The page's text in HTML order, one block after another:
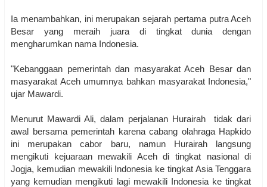
Ia menambahkan, ini merupakan sejarah pertama putra Aceh
Besar yang meraih juara di tingkat dunia dengan
mengharumkan nama Indonesia.
"Kebanggaan pemerintah dan masyarakat Aceh Besar dan
masyarakat Aceh umumnya bahkan masyarakat Indonesia,"
ujar Mawardi.
Menurut Mawardi Ali, dalam perjalanan Hurairah tidak dari
awal bersama pemerintah karena cabang olahraga Hapkido
ini merupakan cabor baru, namun Hurairah langsung
mengikuti kejuaraan mewakili Aceh di tingkat nasional di
Jogja, kemudian mewakili Indonesia ke tingkat Asia Tenggara
yang kemudian mengikuti lagi mewakili Indonesia ke tingkat